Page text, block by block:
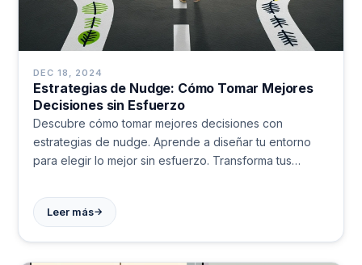
DEC 18, 2024
Estrategias de Nudge: Cómo Tomar Mejores
Decisiones sin Esfuerzo
Descubre cómo tomar mejores decisiones con
estrategias de nudge. Aprende a diseñar tu entorno
para elegir lo mejor sin esfuerzo. Transforma tus
Leer más→